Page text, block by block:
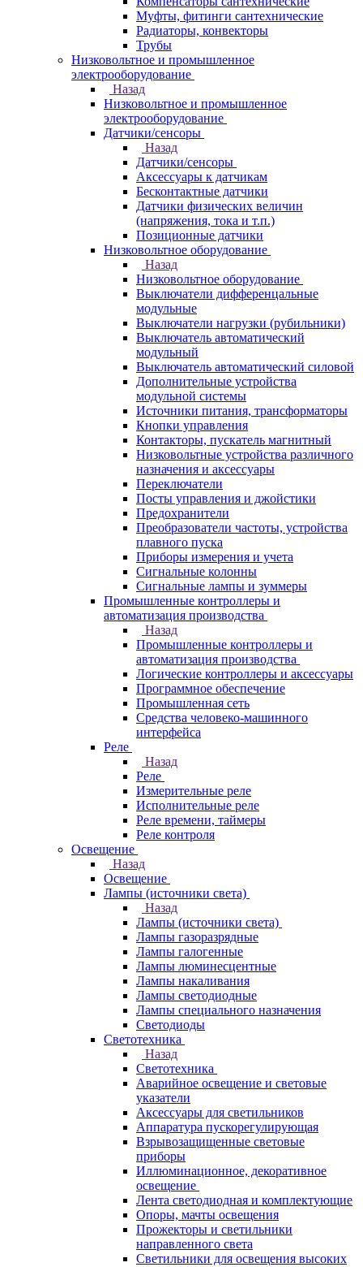
Муфты, фитинги сантехнические
Радиаторы, конвекторы
Трубы
Низковольтное и промышленное
электрооборудование
Назад
Низковольтное и промышленное
электрооборудование
Датчики/сенсоры
Назад
Датчики/сенсоры
Аксессуары к датчикам
Бесконтактные датчики
Датчики физических величин
(напряжения, тока и т.п.)
Позиционные датчики
Низковольтное оборудование
Назад
Низковольтное оборудование
Выключатели дифференцальные
модульные
Выключатели нагрузки (рубильники)
Выключатель автоматический
модульный
Выключатель автоматический силовой
Дополнительные устройства
модульной системы
Источники питания, трансформаторы
Кнопки управления
Контакторы, пускатель магнитный
Низковольтные устройства различного
назначения и аксессуары
Переключатели
Посты управления и джойстики
Предохранители
Преобразователи частоты, устройства
плавного пуска
Приборы измерения и учета
Сигнальные колонны
Сигнальные лампы и зуммеры
Промышленные контроллеры и
автоматизация производства
Назад
Промышленные контроллеры и
автоматизация производства
Логические контроллеры и аксессуары
Программное обеспечение
Промышленная сеть
Средства человеко-машинного
интерфейса
Реле
Назад
Реле
Измерительные реле
Исполнительные реле
Реле времени, таймеры
Реле контроля
Освещение
Назад
Освещение
Лампы (источники света)
Назад
Лампы (источники света)
Лампы газоразрядные
Лампы галогенные
Лампы люминесцентные
Лампы накаливания
Лампы светодиодные
Лампы специального назначения
Светодиоды
Светотехника
Назад
Светотехника
Аварийное освещение и световые
указатели
Аксессуары для светильников
Аппаратура пускорегулирующая
Взрывозащищенные световые
приборы
Иллюминационное, декоративное
освещение
Лента светодиодная и комплектующие
Опоры, мачты освещения
Прожекторы и светильники
направленного света
Светильники для освещения высоких